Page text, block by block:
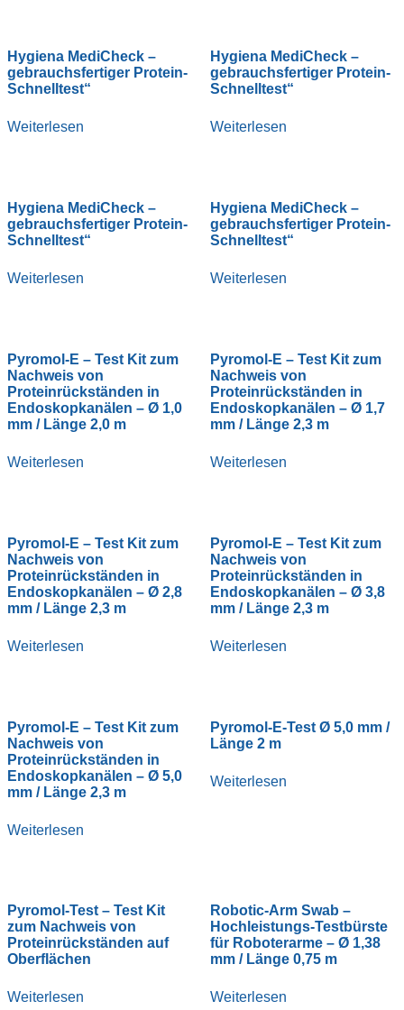
Hygiena MediCheck –
gebrauchsfertiger Protein-
Schnelltest“
Weiterlesen
Hygiena MediCheck –
gebrauchsfertiger Protein-
Schnelltest“
Weiterlesen
Hygiena MediCheck –
gebrauchsfertiger Protein-
Schnelltest“
Weiterlesen
Hygiena MediCheck –
gebrauchsfertiger Protein-
Schnelltest“
Weiterlesen
Pyromol-E – Test Kit zum
Nachweis von
Proteinrückständen in
Endoskopkanälen – Ø 1,0
mm / Länge 2,0 m
Weiterlesen
Pyromol-E – Test Kit zum
Nachweis von
Proteinrückständen in
Endoskopkanälen – Ø 1,7
mm / Länge 2,3 m
Weiterlesen
Pyromol-E – Test Kit zum
Nachweis von
Proteinrückständen in
Endoskopkanälen – Ø 2,8
mm / Länge 2,3 m
Weiterlesen
Pyromol-E – Test Kit zum
Nachweis von
Proteinrückständen in
Endoskopkanälen – Ø 3,8
mm / Länge 2,3 m
Weiterlesen
Pyromol-E – Test Kit zum
Nachweis von
Proteinrückständen in
Endoskopkanälen – Ø 5,0
mm / Länge 2,3 m
Weiterlesen
Pyromol-E-Test Ø 5,0 mm /
Länge 2 m
Weiterlesen
Pyromol-Test – Test Kit
zum Nachweis von
Proteinrückständen auf
Oberflächen
Weiterlesen
Robotic-Arm Swab –
Hochleistungs-Testbürste
für Roboterarme – Ø 1,38
mm / Länge 0,75 m
Weiterlesen